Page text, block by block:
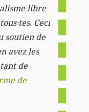
libre
Ceci
soutien de
avez les
de
de